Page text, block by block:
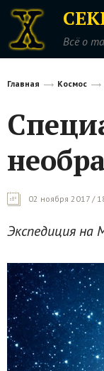
Всё о
Главная Космос
02 ноября 2017 /
Экспедиция на